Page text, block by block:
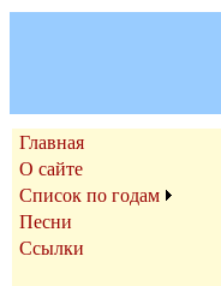
Главная
О сайте
Список по годам
Песни
Ссылки